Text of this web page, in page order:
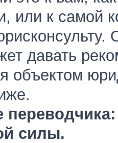
или к самой
давать
объектом
силы.